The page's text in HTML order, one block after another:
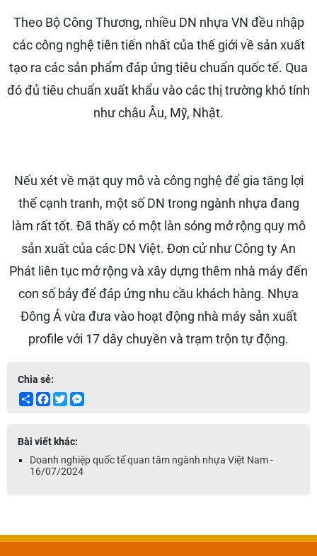
Theo Bộ Công Thương, nhiều DN nhựa VN đều nhập
các công nghệ tiên tiến nhất của thế giới về sản xuất
tạo ra các sản phẩm đáp ứng tiêu chuẩn quốc tế. Qua
đó đủ tiêu chuẩn xuất khẩu vào các thị trường khó tính
như châu Âu, Mỹ, Nhật.
Nếu xét về mặt quy mô và công nghệ để gia tăng lợi
thế cạnh tranh, một số DN trong ngành nhựa đang
làm rất tốt. Đã thấy có một làn sóng mở rộng quy mô
sản xuất của các DN Việt. Đơn cử như Công ty An
Phát liên tục mở rộng và xây dựng thêm nhà máy đến
con số bảy để đáp ứng nhu cầu khách hàng. Nhựa
Đông Á vừa đưa vào hoạt động nhà máy sản xuất
profile với 17 dây chuyền và trạm trộn tự động.
Chia sẻ:
ShareFacebook
Twitter
Bài viết khác:
Doanh nghiệp quốc tế quan tâm ngành nhựa Việt Nam -
16/07/2024